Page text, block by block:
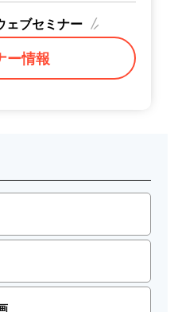
ェブセミナー
ー情報